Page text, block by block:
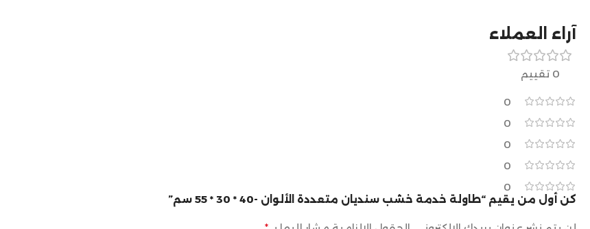
آراء العملاء
0 تقييم
0
0
0
0
0
كن أول من يقيم “طاولة خدمة خشب سنديان متعددة الألوان -40 * 30 * 55 سم”